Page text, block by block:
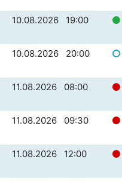
10.08.2026 19:00
10.08.2026 20:00
11.08.2026 08:00
11.08.2026 09:30
11.08.2026 12:00